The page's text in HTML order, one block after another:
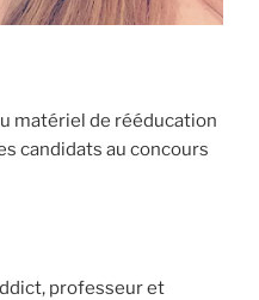
matériel de rééducation
candidats au concours
professeur et